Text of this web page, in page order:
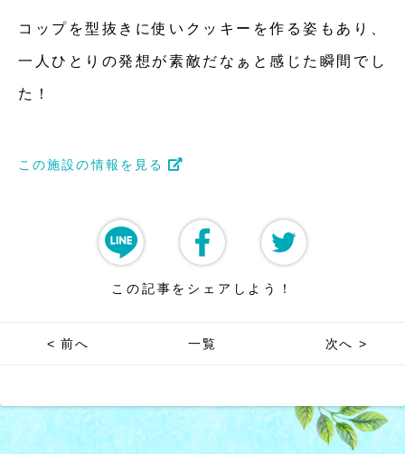
コップを型抜きに使いクッキーを作る姿もあり、
一人ひとりの発想が素敵だなぁと感じた瞬間でし
た！
この施設の情報を見る
この記事をシェアしよう！
< 前へ 一覧 次へ >